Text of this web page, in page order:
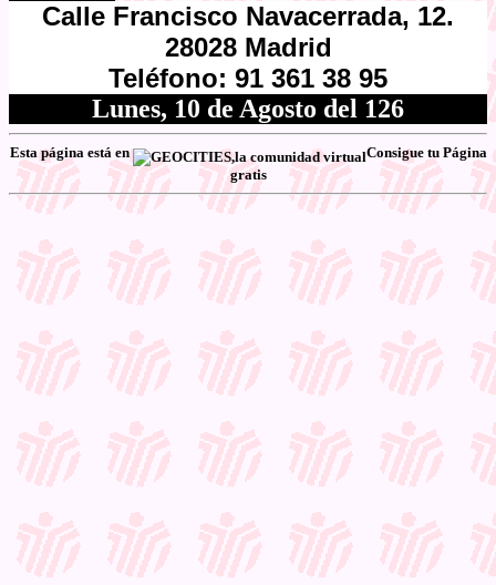
Calle Francisco Navacerrada, 12.
28028 Madrid
Teléfono: 91 361 38 95
Lunes, 10 de Agosto del 126
Esta página está en Consigue tu Página
gratis